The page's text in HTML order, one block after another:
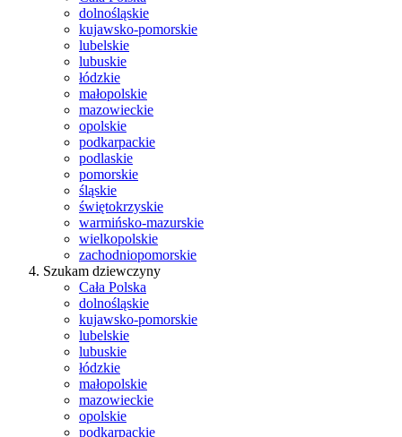
dolnośląskie
kujawsko-pomorskie
lubelskie
lubuskie
łódzkie
małopolskie
mazowieckie
opolskie
podkarpackie
podlaskie
pomorskie
śląskie
świętokrzyskie
warmińsko-mazurskie
wielkopolskie
zachodniopomorskie
Szukam dziewczyny
Cała Polska
dolnośląskie
kujawsko-pomorskie
lubelskie
lubuskie
łódzkie
małopolskie
mazowieckie
opolskie
podkarpackie